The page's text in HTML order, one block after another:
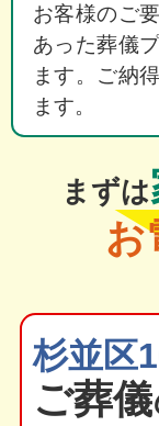
お客様のご
あった葬儀
ます。ご納
ます。
まずは
お
杉並区
ご葬儀